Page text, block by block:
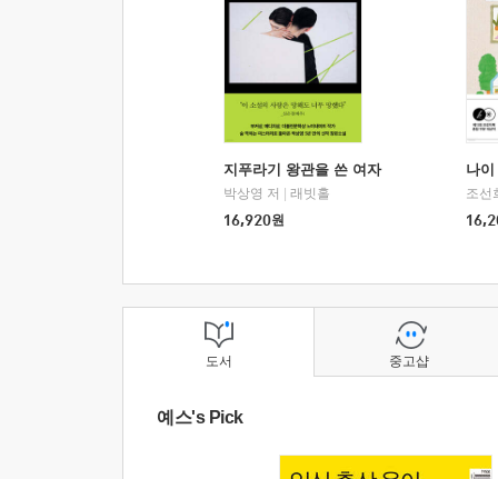
지푸라기 왕관을 쓴 여자
박상영 저
래빗홀
16,920원
나
조선
도서
예스's Pick
중고샵